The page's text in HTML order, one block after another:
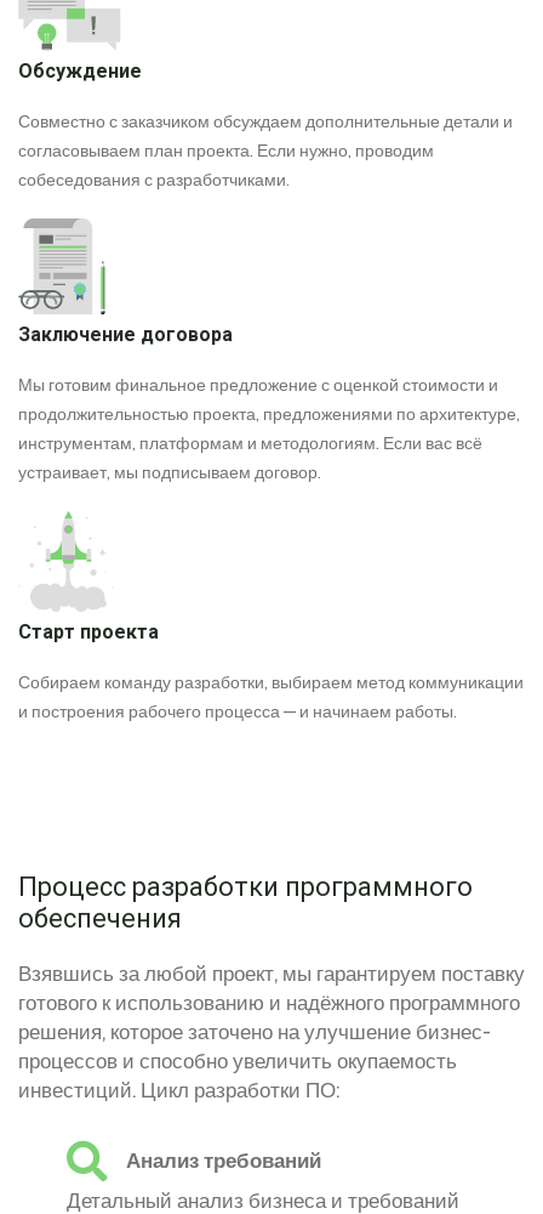
Обсуждение
Совместно с заказчиком обсуждаем дополнительные детали и
согласовываем план проекта. Если нужно, проводим
собеседования с разработчиками.
Заключение договора
Мы готовим финальное предложение с оценкой стоимости и
продолжительностью проекта, предложениями по архитектуре,
инструментам, платформам и методологиям. Если вас всё
устраивает, мы подписываем договор.
Старт проекта
Собираем команду разработки, выбираем метод коммуникации
и построения рабочего процесса — и начинаем работы.
Процесс разработки программного
обеспечения
Взявшись за любой проект, мы гарантируем поставку
готового к использованию и надёжного программного
решения, которое заточено на улучшение бизнес-
процессов и способно увеличить окупаемость
инвестиций. Цикл разработки ПО:
Анализ требований
Детальный анализ бизнеса и требований